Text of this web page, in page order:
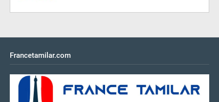
Francetamilar.com